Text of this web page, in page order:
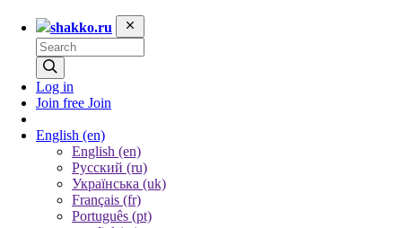
shakko.ru
Log in
Join free Join
English (en)
English (en)
Русский (ru)
Українська (uk)
Français (fr)
Português (pt)